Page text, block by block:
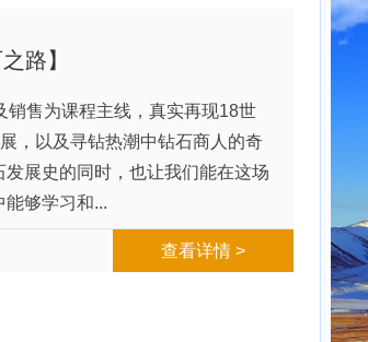
路】
售为课程主线，真实再现18世
，以及寻钻热潮中钻石商人的奇
展史的同时，也让我们能在这场
够学习和...
查看详情 >